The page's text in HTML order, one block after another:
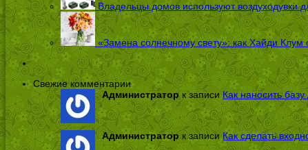
Владельцы домов используют воздуходувки
«Замена солнечному свету»: как Хайди
Свежие комментарии
Администраторк записи Как наносить базу
Администраторк записиКак сделать